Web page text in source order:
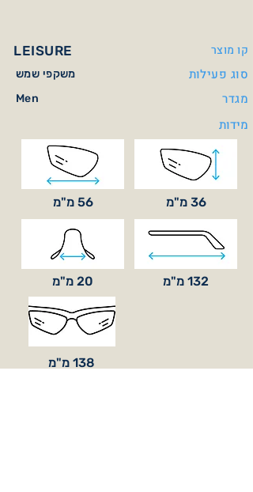
LEISURE קו מוצר
משקפי שמש סוג פעילות
Men
מגדר
מידות
56 מ"מ 36 מ"מ
20 מ"מ 132 מ"מ
138 מ"מ